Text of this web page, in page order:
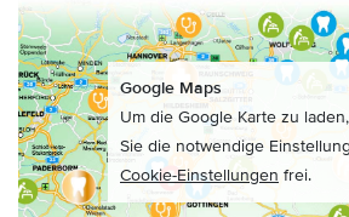
Google Maps
Um die Google Karte zu
Sie die notwendige
Cookie-Einstellungen frei.